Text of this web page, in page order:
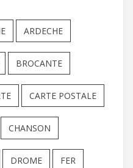
ARDECHE
BROCANTE
CARTE POSTALE
CHANSON
DROME FER